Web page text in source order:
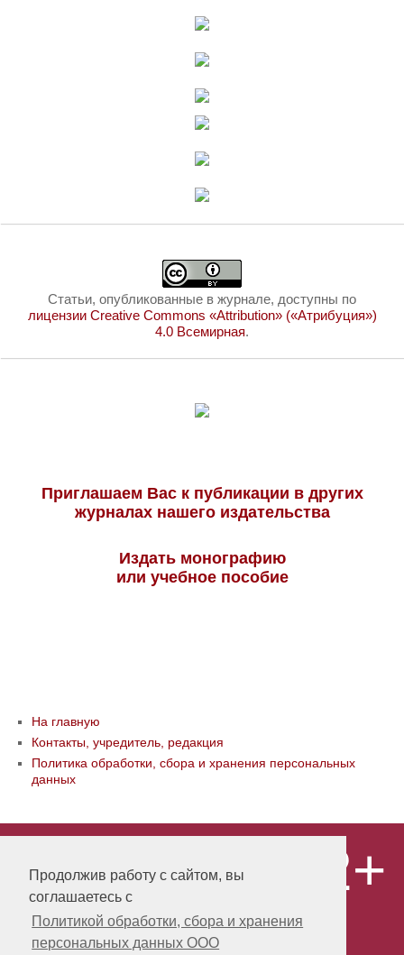
Продолжив работу с сайтом, вы
соглашаетесь с
Политикой обработки, сбора и хранения
персональных данных ООО
Статьи, опубликованные в журнале, доступны по
лицензии Creative Commons «Attribution» («Атрибуция»)
4.0 Всемирная.
Приглашаем Вас к публикации в других
журналах нашего издательства
Издать монографию
или учебное пособие
На главную
Контакты, учредитель, редакция
Политика обработки, сбора и хранения персональных
данных
«Publishing company «World of science»,
LLC Материалы, размещенные на сайте,
охраняются Законом о защите авторских
прав. Публикация любых материалов
этого сайта запрещена без
предварительного согласования с
12+